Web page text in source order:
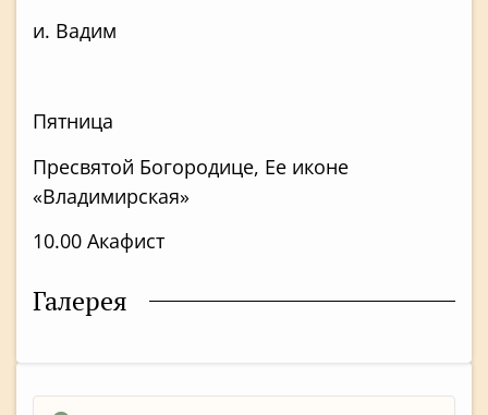
и. Вадим
Пятница
Пресвятой Богородице, Ее иконе
«Владимирская»
10.00 Акафист
Галерея